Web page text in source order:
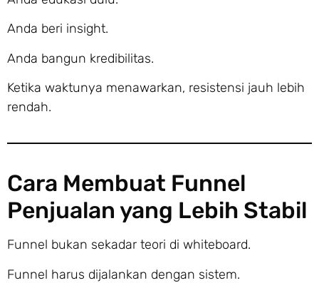
Anda beri insight.
Anda bangun kredibilitas.
Ketika waktunya menawarkan, resistensi jauh lebih
rendah.
Cara Membuat Funnel
Penjualan yang Lebih Stabil
Funnel bukan sekadar teori di whiteboard.
Funnel harus dijalankan dengan sistem.